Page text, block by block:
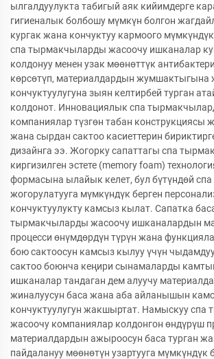
ылгалдуулукта табигый аяк кийимдерге
гигиеналык болбошу мүмкүн болгон
кургак жана кончуктуу кармоого
спа тырмакчыларды жасоочу ишканалар
колдонуу менен узак мөөнөттүк
көрсөтүп, материалдардын жумшактыгына
кончуктуулугуна зыян келтирбей турган
колдонот. Инновациялык спа
компаниялар түзгөн табан конструкциясы
жана сырдан сактоо касиеттерин
дизайнга ээ. Жогорку сапаттагы спа
киргизилген эстете (memory foam)
формасына ылайык келет, бул бүтүндөй
жогорулатууга мүмкүндүк берген
кончуктуулукту камсыз кылат. Сапатка
тырмакчыларды жасоочу ишканалардын
процесси өнүмдөрдүн түрүн жана
бою сактоосун камсыз кылуу үчүн
сактоо боюнча кеңири сынамаларды
ишканалар тандаган дем алуучу
жиналуусун баса жана аба айланышын
кончуктуулугун жакшыртат. Намыскуу
жасоочу компаниялар колдонгон өндүрүш
материалдардын ажыроосун баса турган
пайдалануу мөөнөтүн узартууга мүмкүндүк